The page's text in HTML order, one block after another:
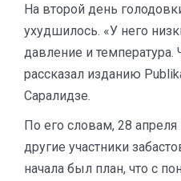
На второй день
ухудшилось. «У него
давление и
рассказал изданию
Саралидзе.
По его словам, 28 апреля
другие участники
начала был план, что с